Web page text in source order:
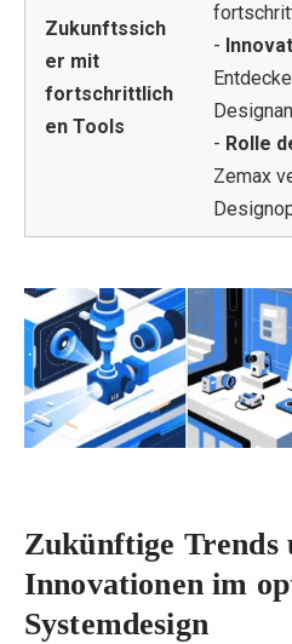
Zukunftssich
er mit
fortschrittlich
en Tools
-
- Rolle
Zemax
Zukünftige Trends
Innovationen im
Systemdesign